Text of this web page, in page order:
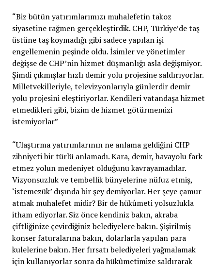
“Biz bütün yatırımlarımızı muhalefetin takoz
siyasetine rağmen gerçekleştirdik. CHP, Türkiye’de taş
üstüne taş koymadığı gibi sadece yapılan işi
engellemenin peşinde oldu. İsimler ve yönetimler
değişse de CHP’nin hizmet düşmanlığı asla değişmiyor.
Şimdi çıkmışlar hızlı demir yolu projesine saldırıyorlar.
Milletvekilleriyle, televizyonlarıyla günlerdir demir
yolu projesini eleştiriyorlar. Kendileri vatandaşa hizmet
etmedikleri gibi, bizim de hizmet götürmemizi
istemiyorlar”
“Ulaştırma yatırımlarının ne anlama geldiğini CHP
zihniyeti bir türlü anlamadı. Kara, demir, havayolu fark
etmez yolun medeniyet olduğunu kavrayamadılar.
Vizyonsuzluk ve tembellik bünyelerine nüfuz etmiş,
‘istemezük’ dışında bir şey demiyorlar. Her şeye çamur
atmak muhalefet midir? Bir de hükûmeti yolsuzlukla
itham ediyorlar. Siz önce kendiniz bakın, akraba
çiftliğinize çevirdiğiniz belediyelere bakın. Şişirilmiş
konser faturalarına bakın, dolarlarla yapılan para
kulelerine bakın. Her fırsatı belediyeleri yağmalamak
için kullanıyorlar sonra da hükûmetimize saldırarak